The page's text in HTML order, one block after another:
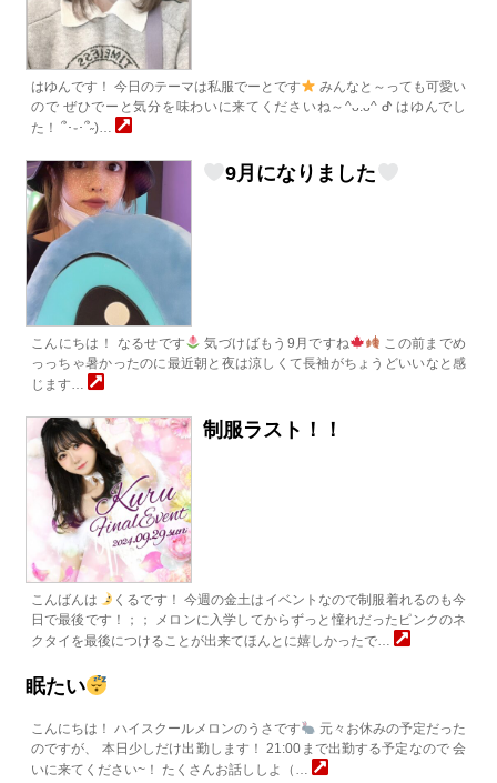
はゆんです！ 今日のテーマは私服でーとです
みんなと～っても可愛い
ので ぜひでーと気分を味わいに来てくださいね～^ᴗ.ᴗ^ ︎︎ᕷ はゆんでし
た！ ՞･֊･՞˶)…
9月になりました‎
こんにちは！ なるせです 気づけばもう9月ですね
この前までめ
っっちゃ暑かったのに最近朝と夜は涼しくて長袖がちょうどいいなと感
じます…
制服ラスト！！
こんばんは
くるです！ 今週の金土はイベントなので制服着れるのも今
日で最後です！；； メロンに入学してからずっと憧れだったピンクのネ
クタイを最後につけることが出来てほんとに嬉しかったで…
眠たい
こんにちは！ ハイスクールメロンのうさです
元々お休みの予定だった
のですが、 本日少しだけ出勤します！ 21:00まで出勤する予定なので 会
いに来てください~！ たくさんお話ししよ（…